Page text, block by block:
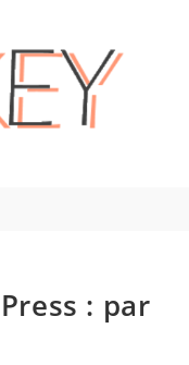
: par